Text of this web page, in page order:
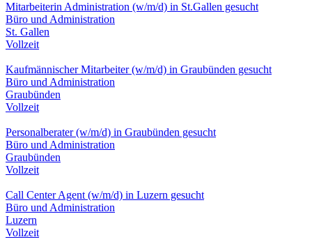
Mitarbeiterin Administration (w/m/d) in St.Gallen gesucht
Büro und Administration
St. Gallen
Vollzeit
Kaufmännischer Mitarbeiter (w/m/d) in Graubünden gesucht
Büro und Administration
Graubünden
Vollzeit
Personalberater (w/m/d) in Graubünden gesucht
Büro und Administration
Graubünden
Vollzeit
Call Center Agent (w/m/d) in Luzern gesucht
Büro und Administration
Luzern
Vollzeit